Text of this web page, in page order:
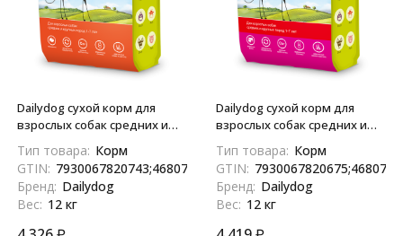
Dailydog сухой корм для
взрослых собак средних и
12 кг
Тип товара: Корм
GTIN: 7930067820743;4680772410540;04680772410540
Бренд: Dailydog
Вес: 12 кг
Dailydog сухой корм для
взрослых собак средних и
и ягненком - 12 кг
Тип товара: Корм
GTIN:
Бренд: Dailydog
Вес: 12 кг